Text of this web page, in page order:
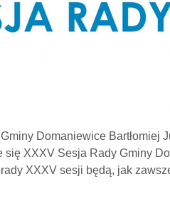
Domaniewice Bartłomiej
się XXXV Sesja Rady Gminy
XXXV sesji będą, jak